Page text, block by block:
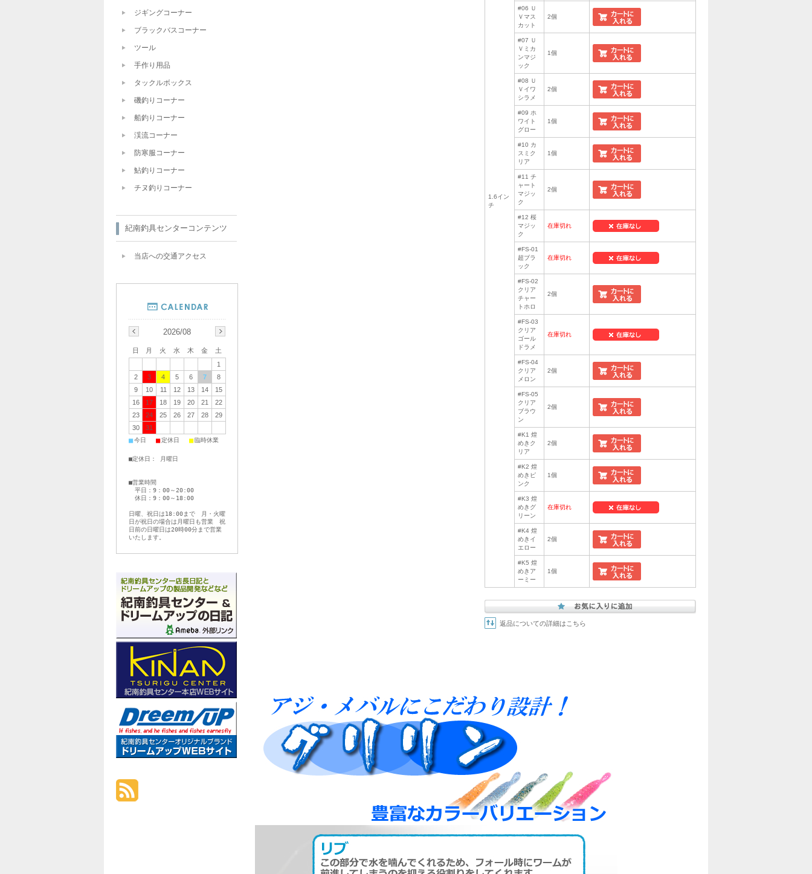
1.6イン
チ
#06 Ｕ
Ｖマス
カット
2個
#07 Ｕ
Ｖミカ
ンマジ
ック
1個
#08 Ｕ
Ｖイワ
シラメ
2個
#09 ホ
ワイト
グロー
1個
#10 カ
スミク
リア
1個
#11 チ
ャート
マジッ
ク
2個
#12 桜
マジッ
ク
在庫切れ
#FS-01
超ブラ
ック
在庫切れ
#FS-02
クリア
チャー
トホロ
2個
#FS-03
クリア
ゴール
ドラメ
在庫切れ
#FS-04
クリア
メロン
2個
#FS-05
クリア
ブラウ
ン
2個
#K1 煌
めきク
リア
2個
#K2 煌
めきピ
ンク
1個
#K3 煌
めきグ
リーン
在庫切れ
#K4 煌
めきイ
エロー
2個
#K5 煌
めきア
ーミー
1個
返品についての詳細はこちら
ジギングコーナー
ブラックバスコーナー
ツール
手作り用品
タックルボックス
磯釣りコーナー
船釣りコーナー
渓流コーナー
防寒服コーナー
鮎釣りコーナー
チヌ釣りコーナー
紀南釣具センターコンテンツ
当店への交通アクセス
2026/08
日 月 火 水 木 金
土
1
2
3 4 5 6 7
8
9
10 11 12 13 14
15
16
17 18 19 20 21
22
23
24 25 26 27 28
29
30
31
■今日 ■定休日 ■臨時休業
■定休日： 月曜日
■営業時間
平日：9：00～20:00
休日：9：00～18:00
日曜、祝日は18:00まで 月・火曜
日が祝日の場合は月曜日も営業 祝
日前の日曜日は20時00分まで営業
いたします。